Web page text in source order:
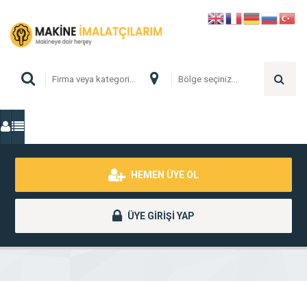
HEMEN ÜYE OL
ÜYE GİRİŞİ YAP